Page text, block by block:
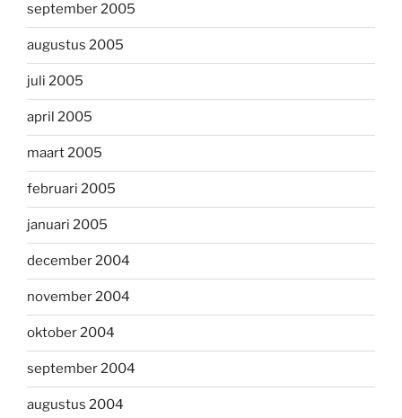
september 2005
augustus 2005
juli 2005
april 2005
maart 2005
februari 2005
januari 2005
december 2004
november 2004
oktober 2004
september 2004
augustus 2004